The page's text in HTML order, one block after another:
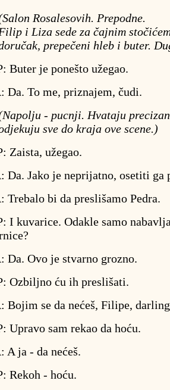
Rosalesovih. Prepodne.
i Liza sede za čajnim
prepečeni hleb i buter.
Buter je ponešto užegao.
Da. To me, priznajem, čudi.
- pucnji. Hvataju
sve do kraja ove scene.)
Zaista, užegao.
Da. Jako je neprijatno, osetiti ga
Trebalo bi da preslišamo Pedra.
I kuvarice. Odakle samo
Da. Ovo je stvarno grozno.
Ozbiljno ću ih preslišati.
Bojim se da nećeš, Filipe,
Upravo sam rekao da hoću.
A ja - da nećeš.
Rekoh - hoću.